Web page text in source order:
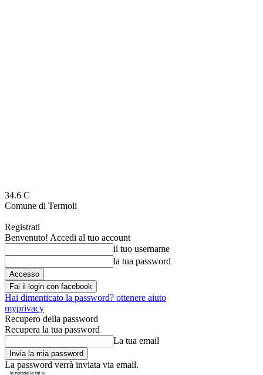
34.6 C
Comune di Termoli
Registrati
Benvenuto! Accedi al tuo account
il tuo username
la tua password
Fai il login con facebook
Hai dimenticato la password? ottenere aiuto
myprivacy
Recupero della password
Recupera la tua password
La tua email
La password verrà inviata via email.